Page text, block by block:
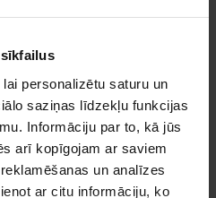
personalizētu saturu un
saziņas līdzekļu funkcijas
Informāciju par to, kā jūs
arī kopīgojam ar saviem
un analīzes
ar citu informāciju, ko